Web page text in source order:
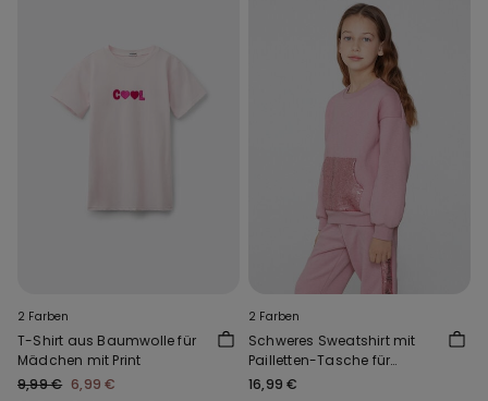
2 Farben
T-Shirt aus Baumwolle für
Mädchen mit Print
9,99 € 6,99 €
2 Farben
Schweres Sweatshirt mit
Pailletten-Tasche für
Mädchen
16,99 €